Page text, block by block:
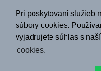
Pri poskytovaní služieb
súbory cookies.
vyjadrujete súhlas s
cookies.
Ochrana
SK